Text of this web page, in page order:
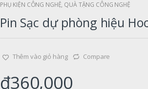
PHỤ KIỆN CÔNG NGHỆ, QUÀ TẶNG CÔNG NGHỆ
Pin Sạc dự phòng hiệu
Thêm vào giỏ hàng Compare
₫360,000